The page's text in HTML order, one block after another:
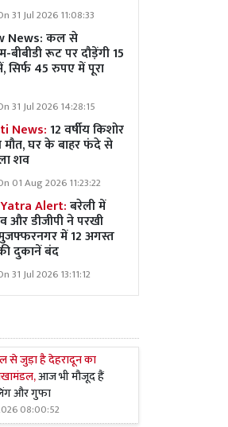
31 Jul 2026 11:08:33
News:कल से
बीबीडी रूट पर दौड़ेंगी 15
सिर्फ 45 रुपए में पूरा
31 Jul 2026 14:28:15
News:12 वर्षीय किशोर
मौत, घर के बाहर फंदे से
शव
01 Aug 2026 11:23:22
Alert:बरेली में
और डीजीपी ने परखी
मुजफ्फरनगर में 12 अगस्त
दुकानें बंद
31 Jul 2026 13:11:12
से जुड़ा है देहरादून का
आज भी मौजूद हैं
और गुफा
08:00:52